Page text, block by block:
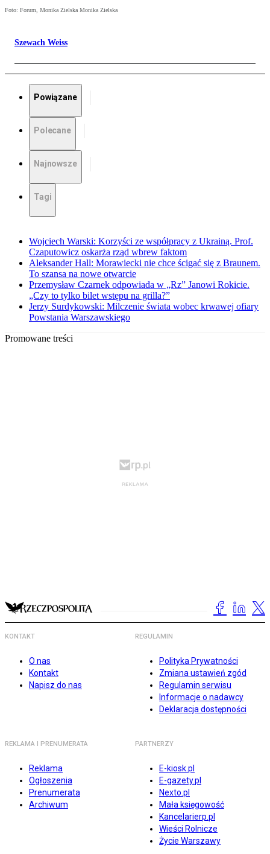
Foto: Forum, Monika Zielska Monika Zielska
Szewach Weiss
Powiązane
Polecane
Najnowsze
Tagi
Wojciech Warski: Korzyści ze współpracy z Ukrainą. Prof.
Czaputowicz oskarża rząd wbrew faktom
Aleksander Hall: Morawiecki nie chce ścigać się z Braunem.
To szansa na nowe otwarcie
Przemysław Czarnek odpowiada w „Rz” Janowi Rokicie.
„Czy to tylko bilet wstępu na grilla?”
Jerzy Surdykowski: Milczenie świata wobec krwawej ofiary
Powstania Warszawskiego
Promowane treści
KONTAKT
O nas
Kontakt
Napisz do nas
REGULAMIN
Polityka Prywatności
Zmiana ustawień zgód
Regulamin serwisu
Informacje o nadawcy
Deklaracja dostępności
REKLAMA I PRENUMERATA
Reklama
Ogłoszenia
Prenumerata
Archiwum
PARTNERZY
E-kiosk.pl
E-gazety.pl
Nexto.pl
Mała księgowość
Kancelarierp.pl
Wieści Rolnicze
Życie Warszawy